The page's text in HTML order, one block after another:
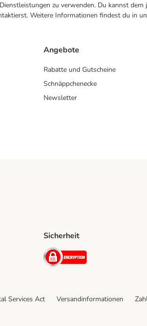
zu verwenden. Du kannst
Weitere Informationen findest du in
Angebote
Rabatte und Gutscheine
Schnäppchenecke
Newsletter
Sicherheit
Security
Services Act Versandinformationen